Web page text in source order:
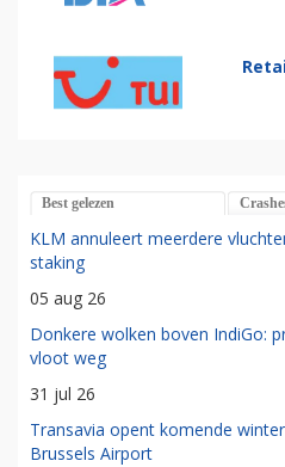
Best gelezen
KLM annuleert meerdere
staking
05 aug 26
Donkere wolken boven IndiGo:
vloot weg
31 jul 26
Transavia opent komende
Brussels Airport